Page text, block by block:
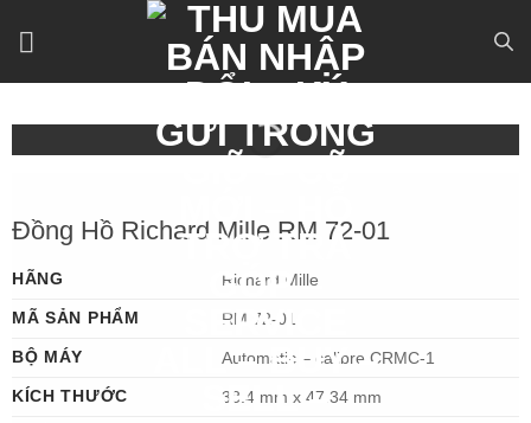
Đồng Hồ Richard Mille RM 72-01
HÃNG
Richard Mille
MÃ SẢN PHẨM
RM 72-01
BỘ MÁY
Automatic – calibre CRMC-1
KÍCH THƯỚC
38.4 mm x 47.34 mm